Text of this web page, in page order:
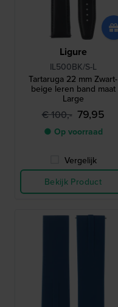
Ligure
IL500BK/S-L
Tartaruga 22 mm Zwart-
beige leren band maat
Large
€ 100,- 79,95
● Op voorraad
Vergelijk
Bekijk Product